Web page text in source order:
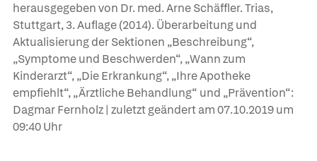
herausgegeben von Dr. med. Arne Schäffler. Trias,
Stuttgart, 3. Auflage (2014). Überarbeitung und
Aktualisierung der Sektionen „Beschreibung“,
„Symptome und Beschwerden“, „Wann zum
Kinderarzt“, „Die Erkrankung“, „Ihre Apotheke
empfiehlt“, „Ärztliche Behandlung“ und „Prävention“:
Dagmar Fernholz | zuletzt geändert am07.10.2019um
09:40 Uhr